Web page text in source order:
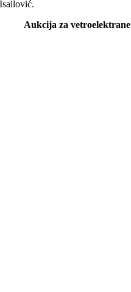
Isailović.
Aukcija za vetroelektrane